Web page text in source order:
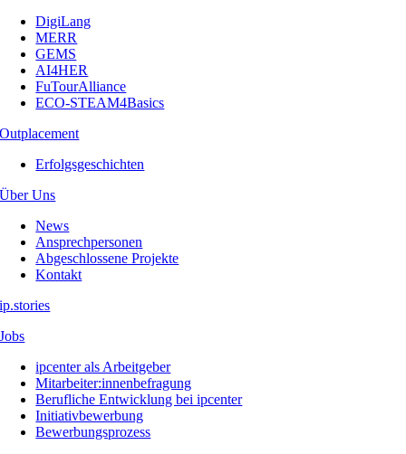
DigiLang
MERR
GEMS
AI4HER
FuTourAlliance
ECO-STEAM4Basics
Outplacement
Erfolgsgeschichten
Über Uns
News
Ansprechpersonen
Abgeschlossene Projekte
Kontakt
ip.stories
Jobs
ipcenter als Arbeitgeber
Mitarbeiter:innenbefragung
Berufliche Entwicklung bei ipcenter
Initiativbewerbung
Bewerbungsprozess